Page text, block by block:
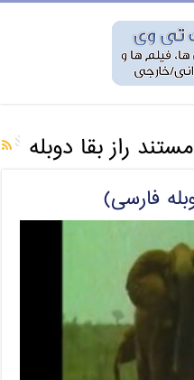
راز بقا دوبله
فارسی)